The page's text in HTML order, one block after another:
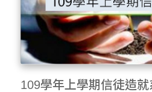
109學年上學期信徒造